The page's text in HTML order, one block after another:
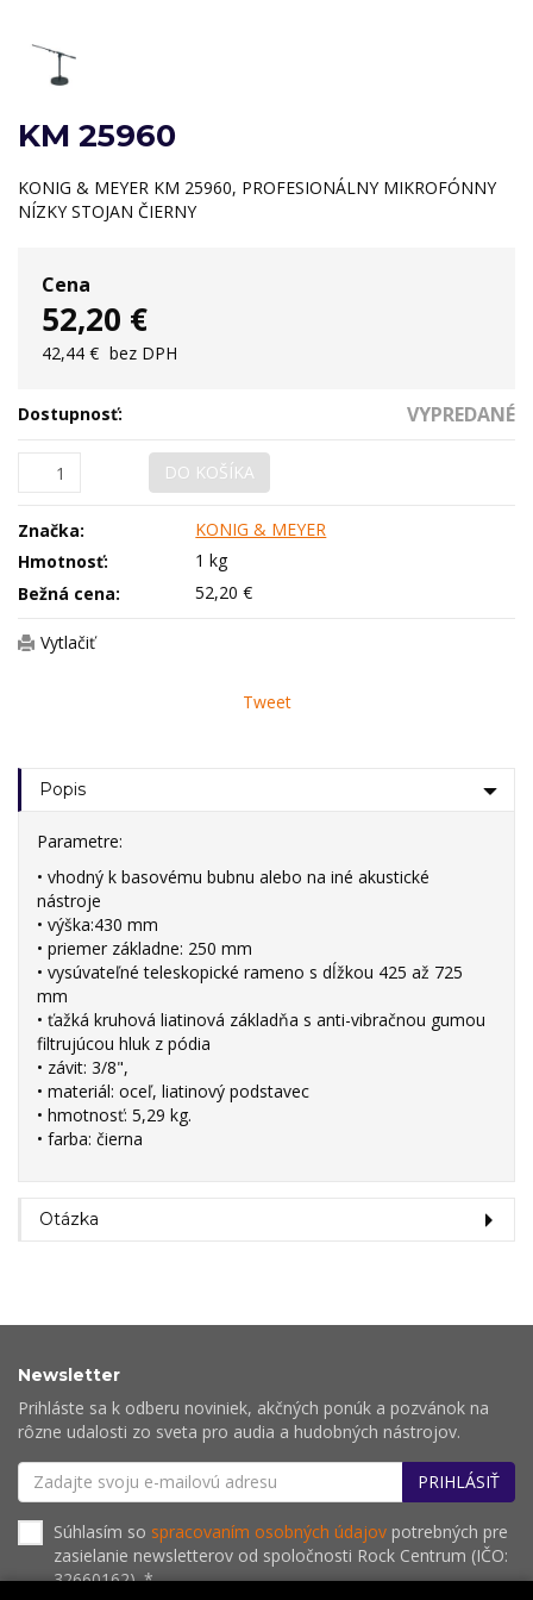
KM 25960
KONIG & MEYER KM 25960, PROFESIONÁLNY MIKROFÓNNY
NÍZKY STOJAN ČIERNY
Cena
52,20 €
42,44 € bez DPH
Dostupnosť: VYPREDANÉ
DO KOŠÍKA
Značka:
KONIG & MEYER
Hmotnosť:
1 kg
Bežná cena:
52,20 €
Vytlačiť
Tweet
Popis
Parametre:
• vhodný k basovému bubnu alebo na iné akustické
nástroje
• výška:430 mm
• priemer základne: 250 mm
• vysúvateľné teleskopické rameno s dĺžkou 425 až 725
mm
• ťažká kruhová liatinová základňa s anti-vibračnou gumou
filtrujúcou hluk z pódia
• závit: 3/8",
• materiál: oceľ, liatinový podstavec
• hmotnosť: 5,29 kg.
• farba: čierna
Otázka
Newsletter
Prihláste sa k odberu noviniek, akčných ponúk a pozvánok na
rôzne udalosti zo sveta pro audia a hudobných nástrojov.
PRIHLÁSIŤ
Súhlasím so spracovaním osobných údajov potrebných pre
zasielanie newsletterov od spoločnosti Rock Centrum (IČO:
32660162). *